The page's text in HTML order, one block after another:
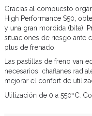
Gracias al compuesto
High Performance S50,
y una gran mordida (bite).
situaciones de riesgo ante
plus de frenado.
Las pastillas de freno van
necesarios, chaflanes
mejorar el confort de
Utilización de 0 a 550ºC.